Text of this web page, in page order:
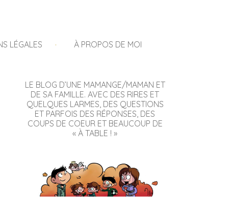
LÉGALES À PROPOS DE MOI
LE BLOG D’UNE MAMANGE/MAMAN ET
DE SA FAMILLE. AVEC DES RIRES ET
QUELQUES LARMES, DES QUESTIONS
ET PARFOIS DES RÉPONSES, DES
COUPS DE COEUR ET BEAUCOUP DE
« À TABLE ! »